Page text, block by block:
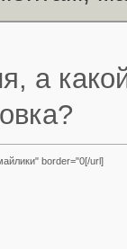
а
[/url]